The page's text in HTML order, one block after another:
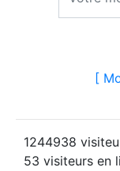
[
1244938
53 visiteurs en